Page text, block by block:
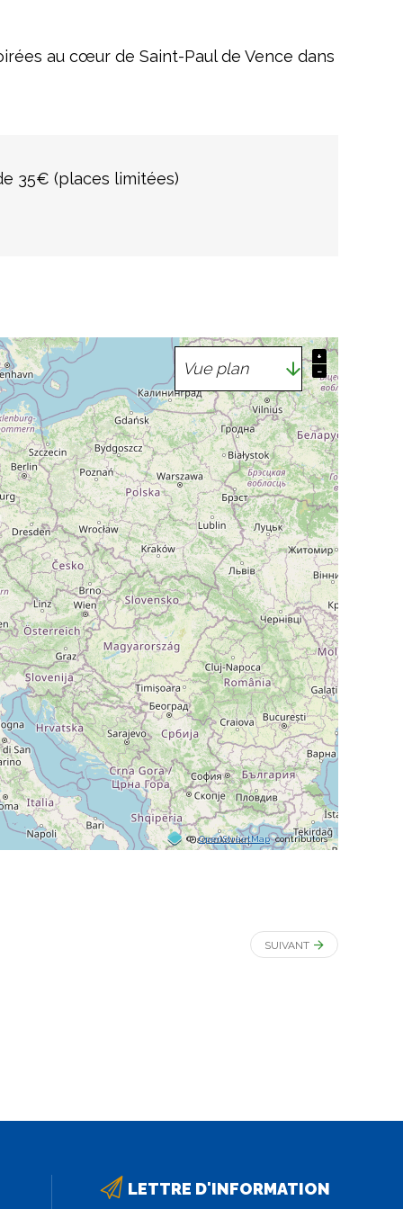
au cœur de Saint-Paul de Vence dans
35€ (places limitées)
© OpenStreetMap contributors
+
−
SUIVANT
LETTRE D'INFORMATION